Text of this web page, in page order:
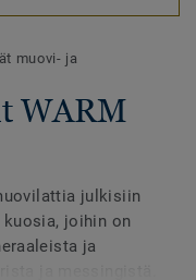
muovi- ja
WARM
julkisiin
joihin on
ja